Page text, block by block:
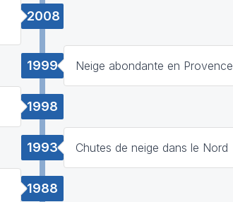
2008
1999 Neige abondante en Provence
1998
1993 Chutes de neige dans le Nord
1988